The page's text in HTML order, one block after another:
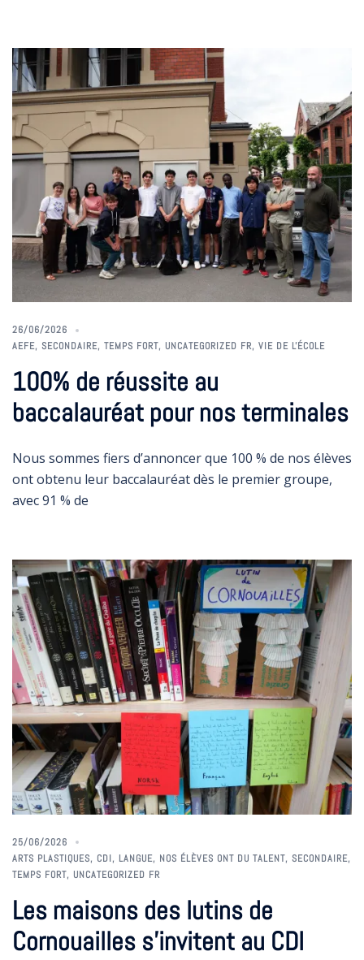
26/06/2026
AEFE, SECONDAIRE, TEMPS FORT, UNCATEGORIZED FR, VIE DE L'ÉCOLE
100% de réussite au
baccalauréat pour nos terminales
Nous sommes fiers d’annoncer que 100 % de nos élèves
ont obtenu leur baccalauréat dès le premier groupe,
avec 91 % de
25/06/2026
ARTS PLASTIQUES, CDI, LANGUE, NOS ÉLÈVES ONT DU TALENT, SECONDAIRE,
TEMPS FORT, UNCATEGORIZED FR
Les maisons des lutins de
Cornouailles s’invitent au CDI